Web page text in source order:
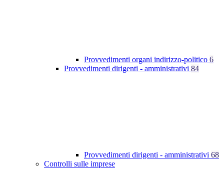
Provvedimenti organi indirizzo-politico 6
Provvedimenti dirigenti - amministrativi 84
Provvedimenti dirigenti - amministrativi 68
Controlli sulle imprese